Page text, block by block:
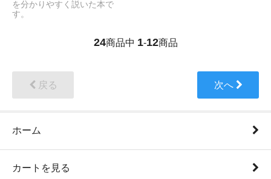
を分かりやすく説いた本で
す。
24商品中 1-12商品
戻る 次へ
ホーム
カートを見る